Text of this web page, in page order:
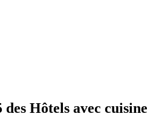
Hôtels avec cuisine